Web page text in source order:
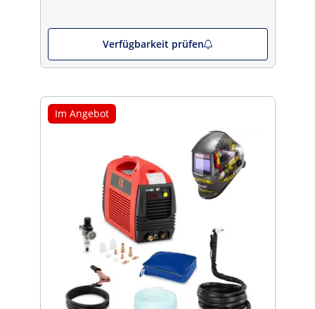
Verfügbarkeit prüfen
Im Angebot